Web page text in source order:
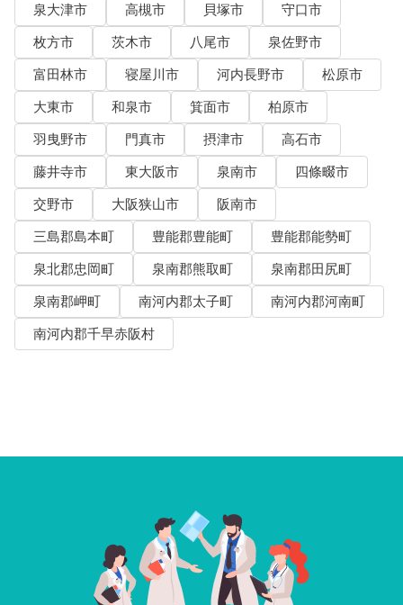
泉大津市
高槻市 貝塚市
守口市
枚方市
茨木市 八尾市
泉佐野市
富田林市
寝屋川市 河内長野市
松原市
大東市
和泉市 箕面市
柏原市
羽曳野市
門真市 摂津市
高石市
藤井寺市
東大阪市 泉南市
四條畷市
交野市
大阪狭山市
阪南市
三島郡島本町
豊能郡豊能町
豊能郡能勢町
泉北郡忠岡町
泉南郡熊取町
泉南郡田尻町
泉南郡岬町
南河内郡太子町
南河内郡河南町
南河内郡千早赤阪村